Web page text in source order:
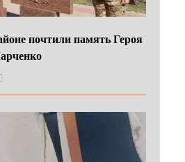
почтили память Героя